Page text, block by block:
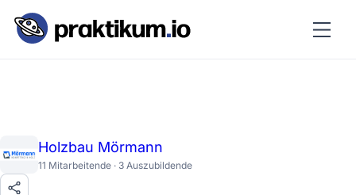
Holzbau Mörmann
11 Mitarbeitende · 3 Auszubildende